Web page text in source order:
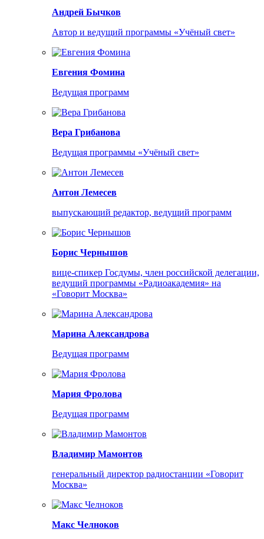
Андрей Бычков
Автор и ведущий программы «Учёный свет»
Евгения Фомина
Ведущая программ
Вера Грибанова
Ведущая программы «Учёный свет»
Антон Лемесев
выпускающий редактор, ведущий программ
Борис Чернышов
вице-спикер Госдумы, член российской делегации,
ведущий программы «Радиоакадемия» на
«Говорит Москва»
Марина Александрова
Ведущая программ
Мария Фролова
Ведущая программ
Владимир Мамонтов
генеральный директор радиостанции «Говорит
Москва»
Макс Челноков